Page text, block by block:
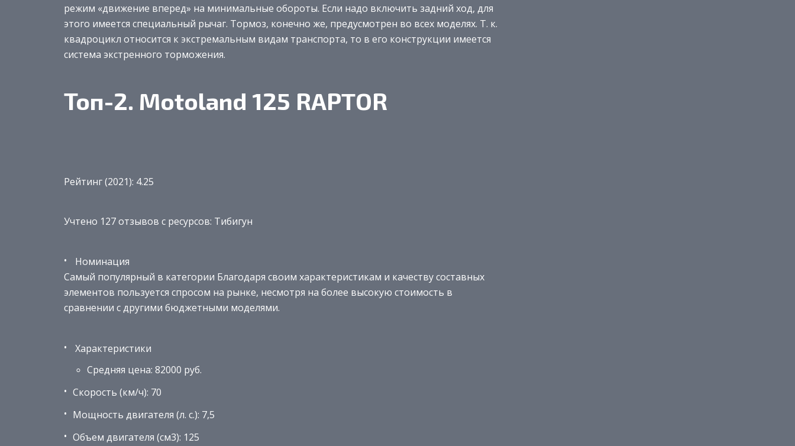
режим «движение вперед» на минимальные обороты. Если надо включить задний ход, для
этого имеется специальный рычаг. Тормоз, конечно же, предусмотрен во всех моделях. Т. к.
квадроцикл относится к экстремальным видам транспорта, то в его конструкции имеется
система экстренного торможения.
Топ-2. Motoland 125 RAPTOR
Рейтинг (2021): 4.25
Учтено 127 отзывов с ресурсов: Тибигун
Номинация
Самый популярный в категории Благодаря своим характеристикам и качеству составных
элементов пользуется спросом на рынке, несмотря на более высокую стоимость в
сравнении с другими бюджетными моделями.
Характеристики
Средняя цена: 82000 руб.
Скорость (км/ч): 70
Мощность двигателя (л. с.): 7,5
Объем двигателя (см3): 125